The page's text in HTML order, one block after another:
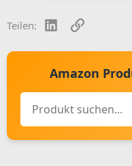
Teilen: LinkedInLink
Amazon